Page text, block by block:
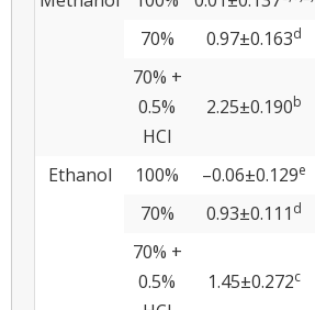
70% 0.97±0.163d
70% +
0.5%
HCl
2.25±0.190b
Ethanol 100% –0.06±0.129e
70% 0.93±0.111 d
70% +
0.5%
1.45±0.272c